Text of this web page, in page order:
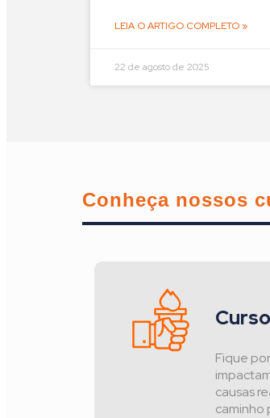
LEIA O ARTIGO COMPLETO »
22 de agosto de 2025
Conheça nossos
Fique
causas
caminho